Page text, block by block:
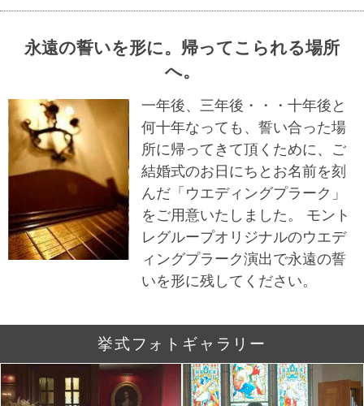
永遠の誓いを形に。帰ってこられる場所
へ。
一年後、三年後・・・十年後と
何十年なっても、誓い合った場
所に帰ってきて頂くために、ご
結婚式のお日にちとお名前を刻
んだ「ウエディングプラーク」
をご用意いたしました。 モント
レグループオリジナルのウエデ
ィングプラーク演出で永遠の誓
いを形に残してください。
挙式フォトギャラリー